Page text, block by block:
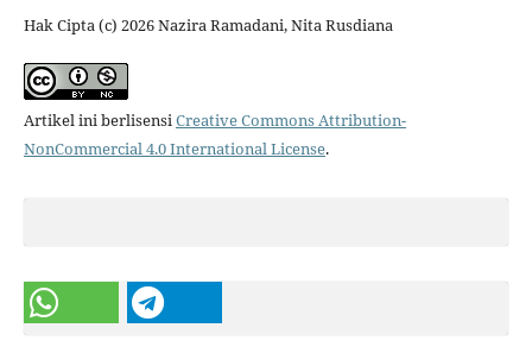
Hak Cipta (c) 2026 Nazira Ramadani, Nita Rusdiana
Artikel ini berlisensiCreative Commons Attribution-
NonCommercial 4.0 International License.